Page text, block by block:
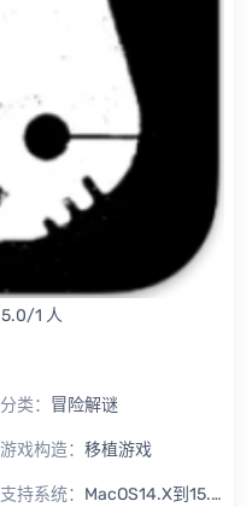
5.0/1 人
分类： 冒险解谜
游戏构造： 移植游戏
支持系统： MacOS14.X到15.X Sequoia